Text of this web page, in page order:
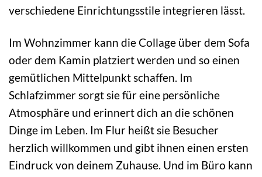
verschiedene Einrichtungsstile integrieren lässt.
Im Wohnzimmer kann die Collage über dem Sofa
oder dem Kamin platziert werden und so einen
gemütlichen Mittelpunkt schaffen. Im
Schlafzimmer sorgt sie für eine persönliche
Atmosphäre und erinnert dich an die schönen
Dinge im Leben. Im Flur heißt sie Besucher
herzlich willkommen und gibt ihnen einen ersten
Eindruck von deinem Zuhause. Und im Büro kann